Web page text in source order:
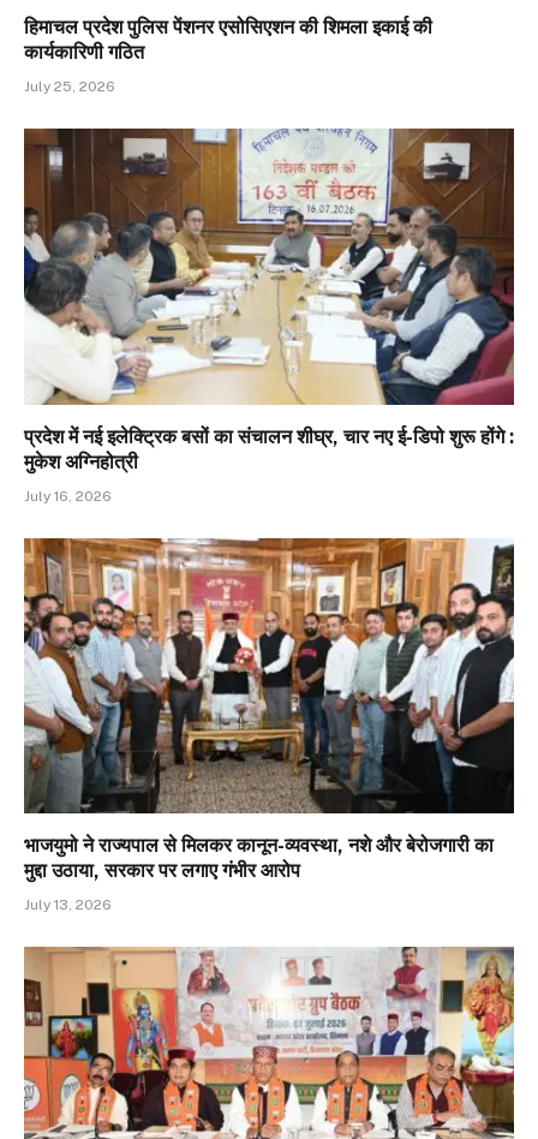
हिमाचल प्रदेश पुलिस पेंशनर एसोसिएशन की शिमला इकाई की
कार्यकारिणी गठित
July 25, 2026
प्रदेश में नई इलेक्ट्रिक बसों का संचालन शीघ्र, चार नए ई-डिपो शुरू होंगे :
मुकेश अग्निहोत्री
July 16, 2026
भाजयुमो ने राज्यपाल से मिलकर कानून-व्यवस्था, नशे और बेरोजगारी का
मुद्दा उठाया, सरकार पर लगाए गंभीर आरोप
July 13, 2026